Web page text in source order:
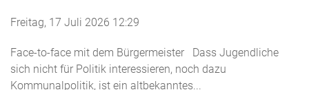
Freitag, 17 Juli 2026 12:29
Face-to-face mit dem Bürgermeister Dass Jugendliche
sich nicht für Politik interessieren, noch dazu
Kommunalpolitik, ist ein altbekanntes...